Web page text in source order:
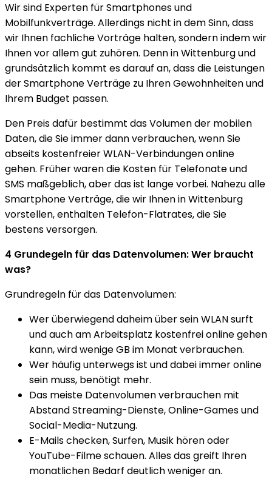
Wir sind Experten für Smartphones und
Mobilfunkverträge. Allerdings nicht in dem Sinn, dass
wir Ihnen fachliche Vorträge halten, sondern indem wir
Ihnen vor allem gut zuhören. Denn in Wittenburg und
grundsätzlich kommt es darauf an, dass die Leistungen
der Smartphone Verträge zu Ihren Gewohnheiten und
Ihrem Budget passen.
Den Preis dafür bestimmt das Volumen der mobilen
Daten, die Sie immer dann verbrauchen, wenn Sie
abseits kostenfreier WLAN-Verbindungen online
gehen. Früher waren die Kosten für Telefonate und
SMS maßgeblich, aber das ist lange vorbei. Nahezu alle
Smartphone Verträge, die wir Ihnen in Wittenburg
vorstellen, enthalten Telefon-Flatrates, die Sie
bestens versorgen.
4 Grundegeln für das Datenvolumen: Wer braucht
was?
Grundregeln für das Datenvolumen:
Wer überwiegend daheim über sein WLAN surft
und auch am Arbeitsplatz kostenfrei online gehen
kann, wird wenige GB im Monat verbrauchen.
Wer häufig unterwegs ist und dabei immer online
sein muss, benötigt mehr.
Das meiste Datenvolumen verbrauchen mit
Abstand Streaming-Dienste, Online-Games und
Social-Media-Nutzung.
E-Mails checken, Surfen, Musik hören oder
YouTube-Filme schauen. Alles das greift Ihren
monatlichen Bedarf deutlich weniger an.